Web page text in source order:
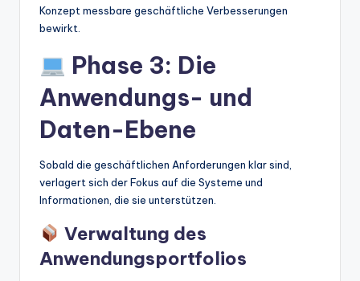
Konzept messbare geschäftliche Verbesserungen
bewirkt.
Phase 3: Die
Anwendungs- und
Daten-Ebene
Sobald die geschäftlichen Anforderungen klar sind,
verlagert sich der Fokus auf die Systeme und
Informationen, die sie unterstützen.
Verwaltung des
Anwendungsportfolios